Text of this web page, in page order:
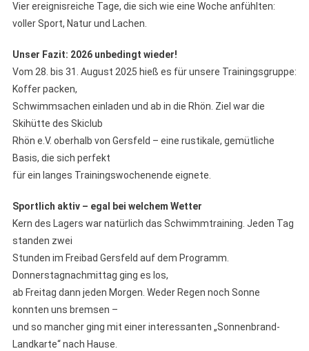
Vier ereignisreiche Tage, die sich wie eine Woche anfühlten:
voller Sport, Natur und Lachen.
Unser Fazit: 2026 unbedingt wieder!
Vom 28. bis 31. August 2025 hieß es für unsere Trainingsgruppe:
Koffer packen,
Schwimmsachen einladen und ab in die Rhön. Ziel war die
Skihütte des Skiclub
Rhön e.V. oberhalb von Gersfeld – eine rustikale, gemütliche
Basis, die sich perfekt
für ein langes Trainingswochenende eignete.
Sportlich aktiv – egal bei welchem Wetter
Kern des Lagers war natürlich das Schwimmtraining. Jeden Tag
standen zwei
Stunden im Freibad Gersfeld auf dem Programm.
Donnerstagnachmittag ging es los,
ab Freitag dann jeden Morgen. Weder Regen noch Sonne
konnten uns bremsen –
und so mancher ging mit einer interessanten „Sonnenbrand-
Landkarte“ nach Hause.